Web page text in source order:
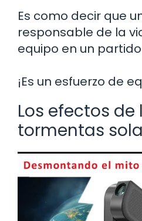
Es como decir que
responsable de la
equipo en un
¡Es un esfuerzo de
Los efectos de
tormentas